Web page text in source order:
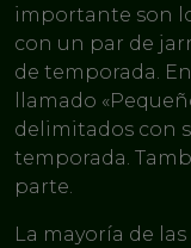
importante son
con un par de
de temporada.
llamado
delimitados con
temporada.
parte.
La mayoría de las